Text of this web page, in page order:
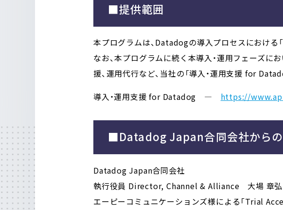
■提供範囲
本プログラムは、Datadogの導入プロセスにおける
なお、本プログラムに続く本導入・運用フェーズに
援、運用代行など、当社の「導入・運用支援 for
導入・運用支援 for Datadog ― https://
■Datadog Japan合同会社からの
Datadog Japan合同会社
執行役員 Director, Channel & Alliance 大場 章
エーピーコミュニケーションズ様による「Trial